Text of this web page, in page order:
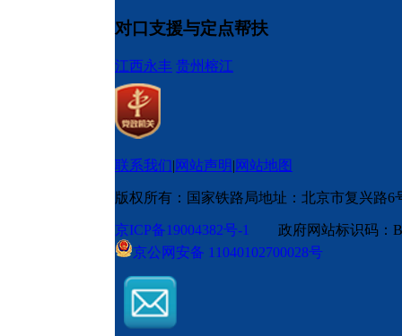
对口支援与定点帮扶
江西永丰 贵州榕江
联系我们|网站声明|网站地图
版权所有：国家铁路局地址：北京市复兴路6
京ICP备19004382号-1
政府网站标识码
京公网安备 11040102700028号